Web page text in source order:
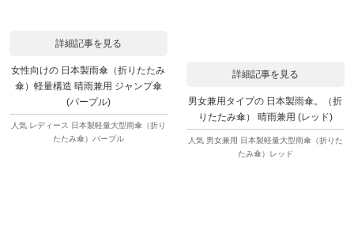
詳細記事を見る
女性向けの 日本製雨傘（折りたたみ
傘）軽量構造 晴雨兼用 ジャンプ傘
(パープル)
人気 レディース 日本製軽量大型雨傘（折り
たたみ傘）パープル
詳細記事を見る
男女兼用タイプの 日本製雨傘。（折
りたたみ傘） 晴雨兼用 (レッド)
人気 男女兼用 日本製軽量大型雨傘（折りた
たみ傘）レッド